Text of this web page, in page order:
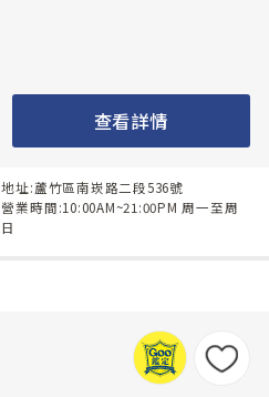
查看詳情
地址:蘆竹區南崁路二段536號
營業時間:10:00AM~21:00PM 周一至周
日